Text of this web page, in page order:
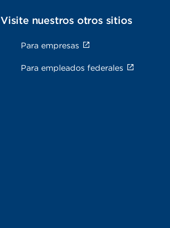
Visite nuestros otros sitios
Para empresas
Para empleados federales